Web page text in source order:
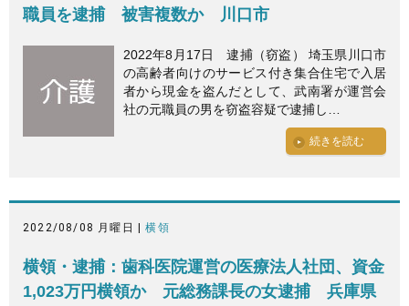
職員を逮捕 被害複数か 川口市
2022年8月17日 逮捕（窃盗） 埼玉県川口市
の高齢者向けのサービス付き集合住宅で入居
者から現金を盗んだとして、武南署が運営会
社の元職員の男を窃盗容疑で逮捕し…
続きを読む
2022/08/08 月曜日 |横領
横領・逮捕：歯科医院運営の医療法人社団、資金
1,023万円横領か 元総務課長の女逮捕 兵庫県